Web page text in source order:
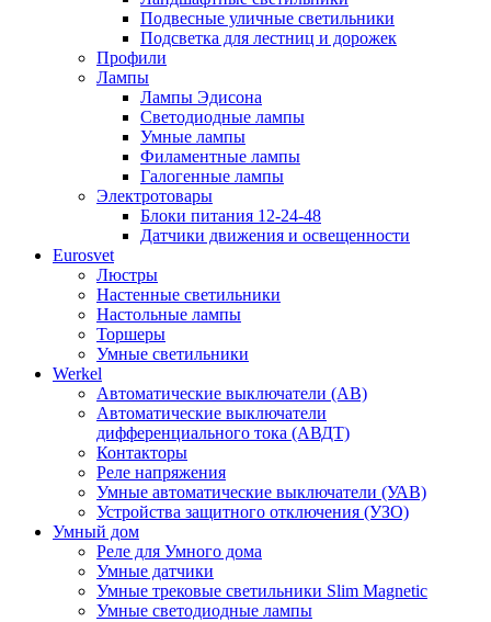
Подвесные уличные светильники
Подсветка для лестниц и дорожек
Профили
Лампы
Лампы Эдисона
Светодиодные лампы
Умные лампы
Филаментные лампы
Галогенные лампы
Электротовары
Блоки питания 12-24-48
Датчики движения и освещенности
Eurosvet
Люстры
Настенные светильники
Настольные лампы
Торшеры
Умные светильники
Werkel
Автоматические выключатели (АВ)
Автоматические выключатели
дифференциального тока (АВДТ)
Контакторы
Реле напряжения
Умные автоматические выключатели (УАВ)
Устройства защитного отключения (УЗО)
Умный дом
Реле для Умного дома
Умные датчики
Умные трековые светильники Slim Magnetic
Умные светодиодные лампы